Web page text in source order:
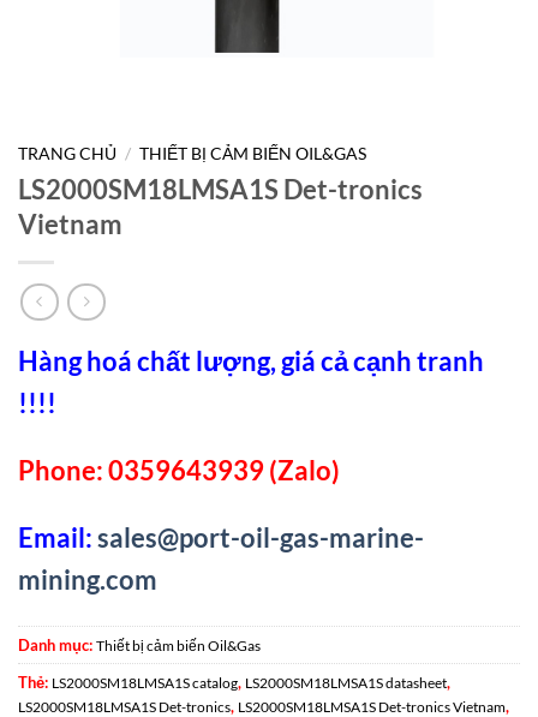
TRANG CHỦ / THIẾT BỊ CẢM BIẾN OIL&GAS
LS2000SM18LMSA1S Det-tronics
Vietnam
Hàng hoá chất lượng, giá cả cạnh tranh
!!!!
Phone: 0359643939 (Zalo)
Email:sales@port-oil-gas-marine-
mining.com
Danh mục: Thiết bị cảm biến Oil&Gas
Thẻ: LS2000SM18LMSA1S catalog, LS2000SM18LMSA1S datasheet,
LS2000SM18LMSA1S Det-tronics, LS2000SM18LMSA1S Det-tronics Vietnam,